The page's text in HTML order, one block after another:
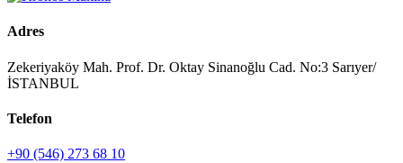
Adres
Zekeriyaköy Mah. Prof. Dr. Oktay Sinanoğlu Cad. No:3 Sarıyer/
İSTANBUL
Telefon
+90 (546) 273 68 10